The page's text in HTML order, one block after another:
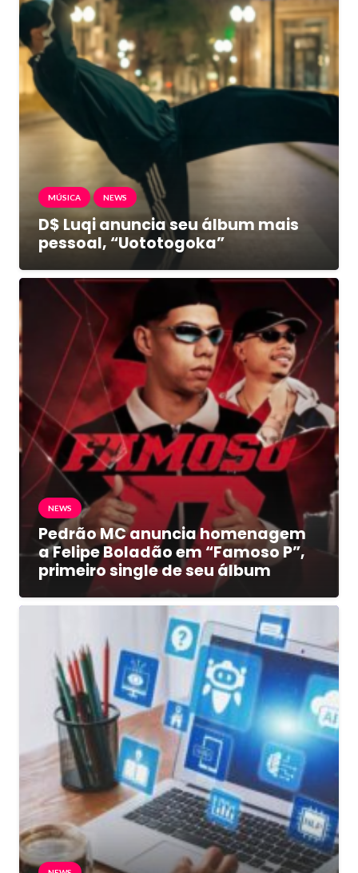
MÚSICA NEWS
D$ Luqi anuncia seu álbum mais
pessoal, “Uototogoka”
NEWS
Pedrão MC anuncia homenagem
a Felipe Boladão em “Famoso P”,
primeiro single de seu álbum